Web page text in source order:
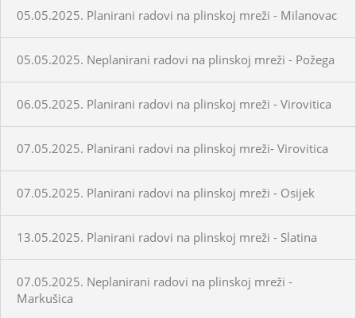
05.05.2025. Planirani radovi na plinskoj mreži - Milanovac
05.05.2025. Neplanirani radovi na plinskoj mreži - Požega
06.05.2025. Planirani radovi na plinskoj mreži - Virovitica
07.05.2025. Planirani radovi na plinskoj mreži- Virovitica
07.05.2025. Planirani radovi na plinskoj mreži - Osijek
13.05.2025. Planirani radovi na plinskoj mreži - Slatina
07.05.2025. Neplanirani radovi na plinskoj mreži -
Markušica